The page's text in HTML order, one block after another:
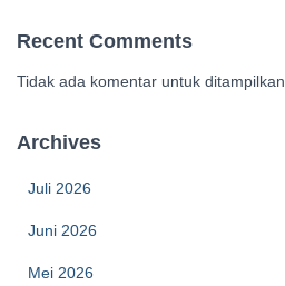
Recent Comments
Tidak ada komentar untuk ditampilkan.
Archives
Juli 2026
Juni 2026
Mei 2026